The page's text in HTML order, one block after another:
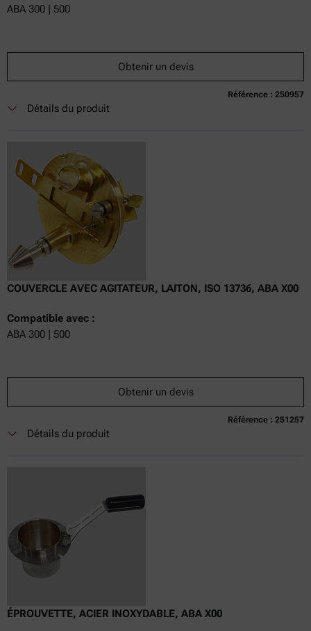
ABA 300 | 500
Obtenir un devis
Référence : 250957
Détails du produit
COUVERCLE AVEC AGITATEUR, LAITON, ISO 13736, ABA X00
Compatible avec :
ABA 300 | 500
Obtenir un devis
Référence : 251257
Détails du produit
ÉPROUVETTE, ACIER INOXYDABLE, ABA X00